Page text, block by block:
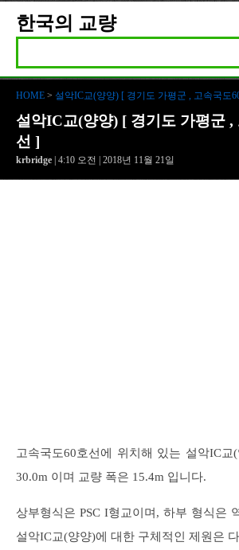
한국의 교량
HOME > 설악IC교(양양) [ 경기도 가평군 , 고속국도
설악IC교(양양) [ 경기도 가평군 ,
선 ]
krbridge | 4:10 오전 | 2018년 11월 21일
고속국도60호선에 위치해 있는 설악IC교
30.0m 이며 교량 폭은 15.4m 입니다.
상부형식은 PSC I형교이며, 하부 형식은
설악IC교(양양)에 대한 구체적인 제원은